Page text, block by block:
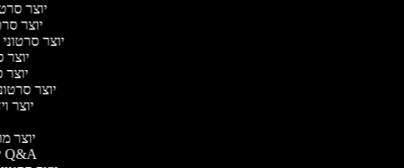
יוצר
יוצר
יוצר
יוצר
יוצר
יוצר
יוצר
יוצר
יוצר סרטוני Q&A